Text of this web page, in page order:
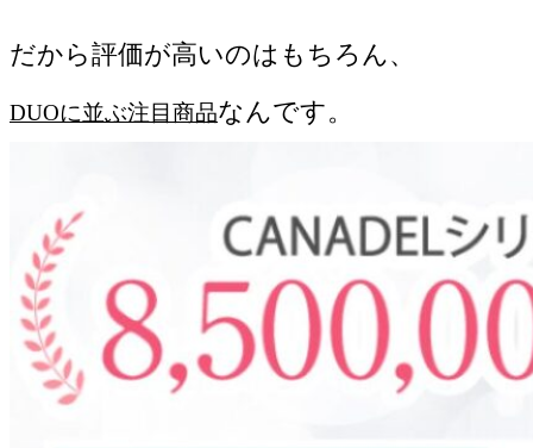
だから評価が高いのはもちろん、
DUOに並ぶ注目商品なんです。